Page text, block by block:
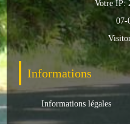
Sportives
Loisirs et animations
Culturelles
Votre IP:
07-
Informations
Informations légales